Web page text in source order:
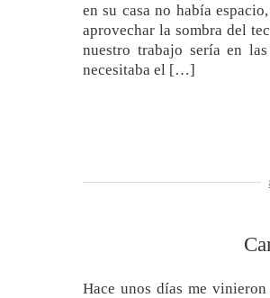
en su casa no había
aprovechar la sombra del
nuestro trabajo sería en
necesitaba el […]
Hace unos días me